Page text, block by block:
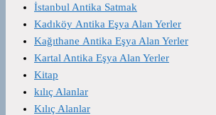
İstanbul Antika Satmak
Kadıköy Antika Eşya Alan Yerler
Kağıthane Antika Eşya Alan Yerler
Kartal Antika Eşya Alan Yerler
Kitap
kılıç Alanlar
Kılıç Alanlar